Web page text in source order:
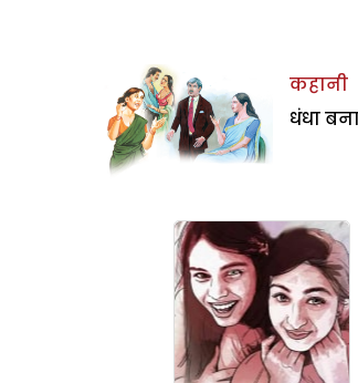
कहानी
धंधा